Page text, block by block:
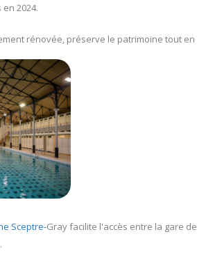
2024.
rénovée, préserve le patrimoine tout
Sceptre-Gray facilite l'accès entre la gare